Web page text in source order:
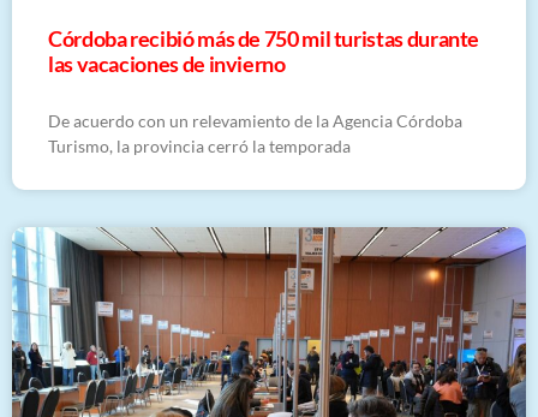
Córdoba recibió más de 750 mil turistas durante
las vacaciones de invierno
De acuerdo con un relevamiento de la Agencia Córdoba
Turismo, la provincia cerró la temporada